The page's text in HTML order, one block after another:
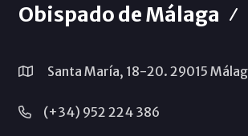
Obispado de Málaga
Santa María, 18-20. 29015
(+34) 952 224 386